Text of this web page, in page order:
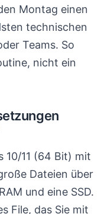
Montag einen
technischen
Teams. So
nicht ein
10/11 (64 Bit) mit
Dateien über
und eine SSD.
File, das Sie mit